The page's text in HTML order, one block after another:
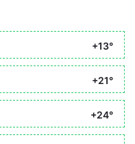
+13°
+21°
+24°